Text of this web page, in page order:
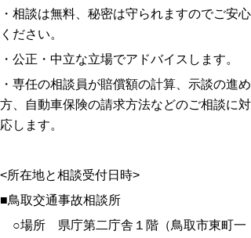
・相談は無料、秘密は守られますのでご安心
ください。
・公正・中立な立場でアドバイスします。
・専任の相談員が賠償額の計算、示談の進め
方、自動車保険の請求方法などのご相談に対
応します。
<所在地と相談受付日時>
■鳥取交通事故相談所
○場所 県庁第二庁舎１階（鳥取市東町一